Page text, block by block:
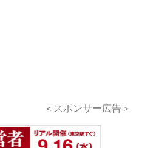
＜スポンサー広告＞